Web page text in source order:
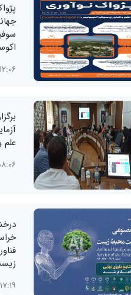
۱۲:۰۶ - ۱۴۰۵/۰۳/۲۲
۰۸:۰۶ - ۱۴۰۵/
۱۷:۱۹ - ۱۴۰۵/۰۳/۱۸